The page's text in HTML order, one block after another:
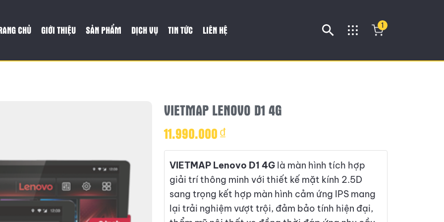
CHỦ GIỚI THIỆU SẢN PHẨM DỊCH VỤ TIN TỨC LIÊN HỆ 1
VIETMAP LENOVO D1 4G
11.990.000₫
VIETMAP Lenovo D1 4G là màn hình tích hợp
giải trí thông minh với thiết kế mặt kính 2.5D
sang trọng kết hợp màn hình cảm ứng IPS mang
lại trải nghiệm vượt trội, đảm bảo tính hiện đại,